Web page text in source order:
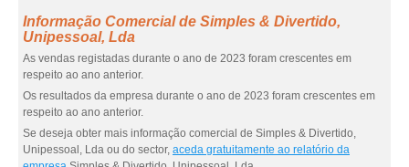
Informação Comercial de Simples & Divertido,
Unipessoal, Lda
As vendas registadas durante o ano de 2023 foram crescentes em
respeito ao ano anterior.
Os resultados da empresa durante o ano de 2023 foram crescentes em
respeito ao ano anterior.
Se deseja obter mais informação comercial de Simples & Divertido,
Unipessoal, Lda ou do sector, aceda gratuitamente ao relatório da